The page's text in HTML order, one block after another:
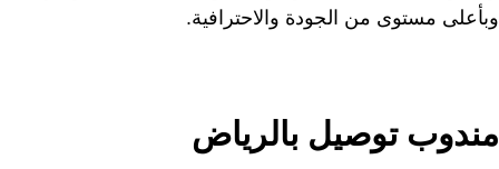
وبأعلى مستوى من الجودة والاحترافية.
مندوب توصيل بالرياض